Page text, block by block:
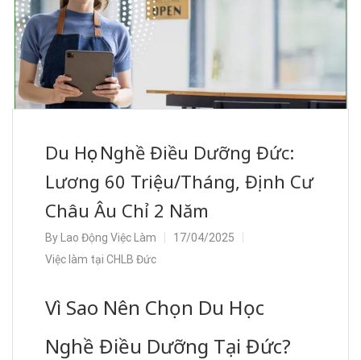
Du Học Nghề Điều Dưỡng Đức:
Lương 60 Triệu/Tháng, Định Cư
Châu Âu Chỉ 2 Năm
By Lao Động Việc Làm
17/04/2025
Việc làm tại CHLB Đức
Vì Sao Nên Chọn Du Học
Nghề Điều Dưỡng Tại Đức?